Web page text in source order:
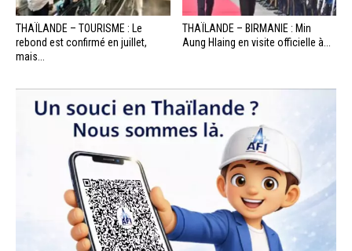
THAÏLANDE – TOURISME : Le
rebond est confirmé en juillet,
mais...
THAÏLANDE – BIRMANIE : Min
Aung Hlaing en visite officielle à...